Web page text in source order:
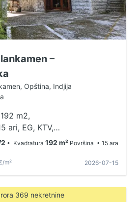
–
Opština, Indjija
m2,
ari, EG, KTV,
uliva u Dunav
sahranjen
je na
i geološkoj
• Kvadratura 192 m² Površina • 15 ara
m² 2026-07-15
369 nekretnine